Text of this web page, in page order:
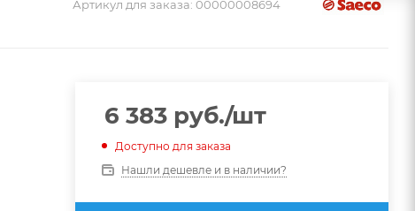
Артикул для заказа: 00000008694
6 383руб./шт
Доступно для заказа
Нашли дешевле и в наличии?